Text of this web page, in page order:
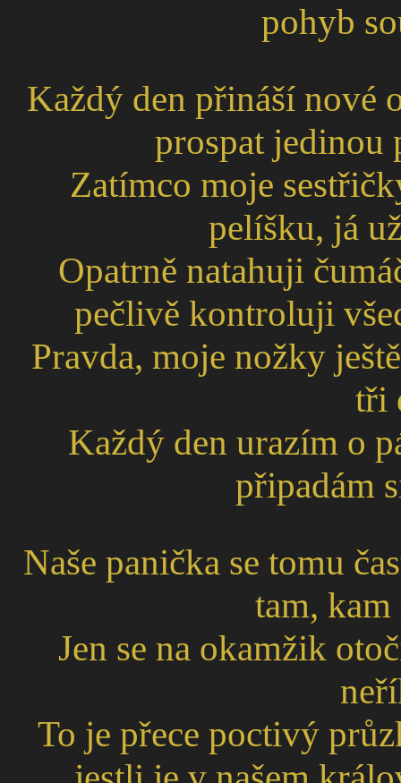
pohyb
Každý den přináší nové
prospat jedinou
Zatímco moje
pelíšku, já
Opatrně natahuji
pečlivě kontroluji
Pravda, moje nožky
tři
Každý den urazím o
připadám
Naše panička se tomu
tam,
Jen se na okamžik
To je přece poctivý